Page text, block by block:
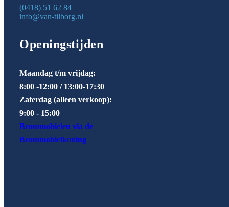
(0418) 51 62 84
info@van-tilborg.nl
Openingstijden
Maandag t/m vrijdag:
8:00 -12:00 / 13:00-17:30
Zaterdag (alleen verkoop):
9:00 - 15:00
Brommobielen via de
Brommobielkoning